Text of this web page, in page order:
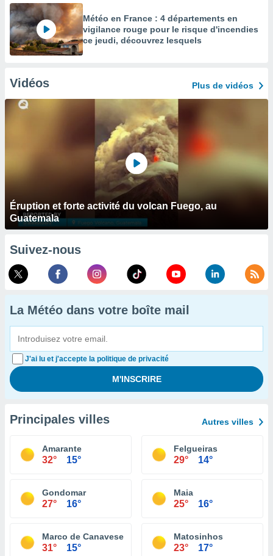
Météo en France : 4 départements en
vigilance rouge pour le risque d'incendies
ce jeudi, découvrez lesquels
Vidéos Plus de vidéos
Éruption et forte activité du volcan Fuego, au
Guatemala
Suivez-nous
La Météo dans votre boîte mail
J'ai lu et j'accepte la politique de privacité
Principales villes Autres villes
Amarante
32° 15°
Felgueiras
29° 14°
Gondomar
27° 16°
Maia
25° 16°
Marco de Canaveses
31° 15°
Matosinhos
23° 17°